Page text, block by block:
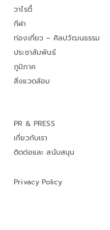
วาไรตี้
กีฬา
ท่องเที่ยว – ศิลปวัฒนธรรม
ประชาสัมพันธ์
ภูมิภาค
สิ่งแวดล้อม
PR & PRESS
เกี่ยวกับเรา
ติดต่อและ สนับสนุน
Privacy Policy